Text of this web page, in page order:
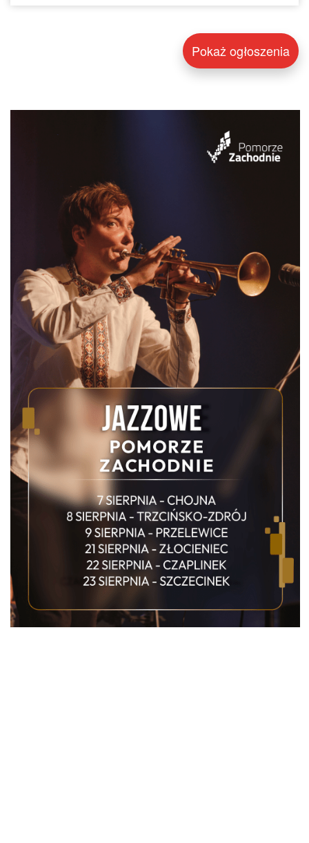
Pokaż ogłoszenia